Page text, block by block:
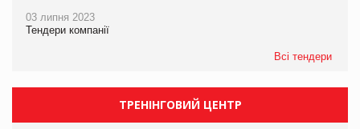
03 липня 2023
Тендери компанії
Всі тендери
ТРЕНІНГОВИЙ ЦЕНТР